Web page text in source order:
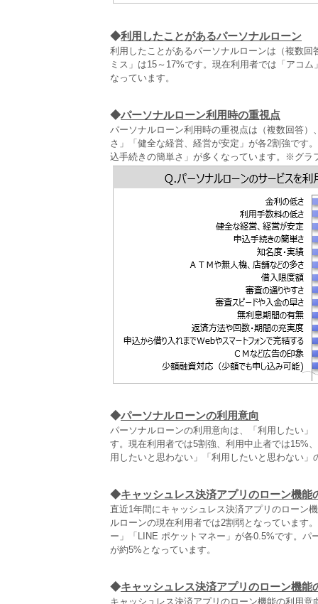
◆利用したことがあるパーソナルローン
利用したことがあるパーソナルローンは（複数
ミス」は15～17%です。現在利用者では「アコ
なっています。
◆パーソナルローン利用時の重視点
パーソナルローン利用時の重視点は（複数回答
さ」「健全な経営、経営が安定」が各2割強です
込手続きの簡単さ」が多くなっています。※グラ
◆パーソナルローンの利用意向
パーソナルローンの利用意向は、「利用したい
す。現在利用者では5割強、利用中止者では15%
用したいと思わない」「利用したいと思わない」
◆キャッシュレス決済アプリのローン機能
直近1年間にキャッシュレス決済アプリのローン
ルローンの現在利用者では2割弱となっています
ー」「LINE ポケットマネー」が各0.5%です。
が約5%となっています。
◆キャッシュレス決済アプリのローン機能
キャッシュレス決済アプリのローン機能の利用